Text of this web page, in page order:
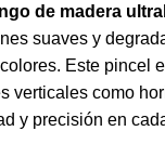
de madera
suaves y
Este pincel
verticales como
y precisión en